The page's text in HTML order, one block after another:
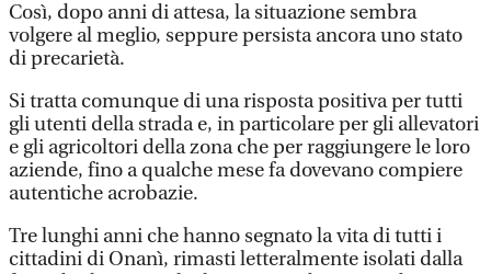
Così, dopo anni di attesa, la situazione sembra
volgere al meglio, seppure persista ancora uno stato
di precarietà.
Si tratta comunque di una risposta positiva per tutti
gli utenti della strada e, in particolare per gli allevatori
e gli agricoltori della zona che per raggiungere le loro
aziende, fino a qualche mese fa dovevano compiere
autentiche acrobazie.
Tre lunghi anni che hanno segnato la vita di tutti i
cittadini di Onanì, rimasti letteralmente isolati dalla